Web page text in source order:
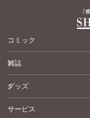
コミック
少女コミック
女性コミック
ペットコミック
雑誌
グッズ
サービス